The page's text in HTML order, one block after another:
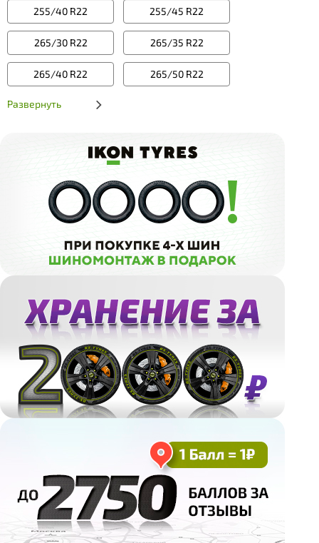
255/40 R22 255/45 R22
265/30 R22 265/35 R22
265/40 R22 265/50 R22
Развернуть